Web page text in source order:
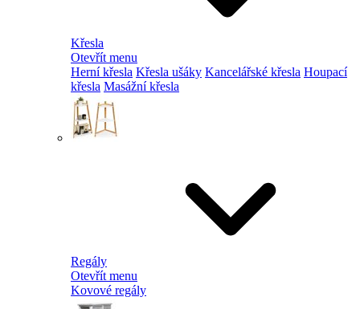
Křesla
Otevřít menu
Herní křesla Křesla ušáky Kancelářské křesla Houpací
křesla Masážní křesla
Regály
Otevřít menu
Kovové regály